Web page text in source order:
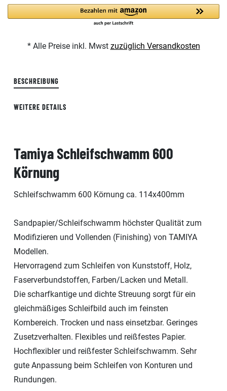
* Alle Preise inkl. Mwst zuzüglich Versandkosten
BESCHREIBUNG
WEITERE DETAILS
Tamiya Schleifschwamm 600
Körnung
Schleifschwamm 600 Körnung ca. 114x400mm
Sandpapier/Schleifschwamm höchster Qualität zum
Modifizieren und Vollenden (Finishing) von TAMIYA
Modellen.
Hervorragend zum Schleifen von Kunststoff, Holz,
Faserverbundstoffen, Farben/Lacken und Metall.
Die scharfkantige und dichte Streuung sorgt für ein
gleichmäßiges Schleifbild auch im feinsten
Kornbereich. Trocken und nass einsetzbar. Geringes
Zusetzverhalten. Flexibles und reißfestes Papier.
Hochflexibler und reißfester Schleifschwamm. Sehr
gute Anpassung beim Schleifen von Konturen und
Rundungen.